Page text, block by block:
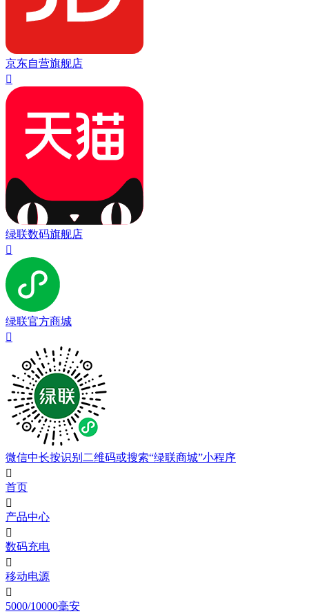
京东自营旗舰店

绿联数码旗舰店

绿联官方商城

微信中长按识别二维码或搜索“绿联商城”小程序

首页

产品中心

数码充电

移动电源

5000/10000毫安